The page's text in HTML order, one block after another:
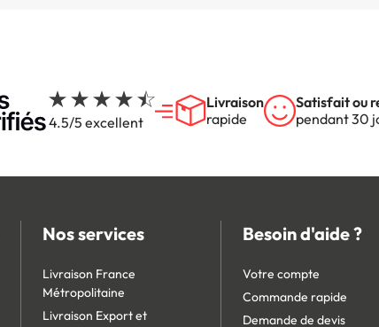
4.5/5 excellent
Livraison
rapide
Satisfait ou
pendant 30
Nos services
Livraison France
Métropolitaine
Livraison Export et
Besoin d'aide ?
Votre compte
Commande rapide
Demande de devis